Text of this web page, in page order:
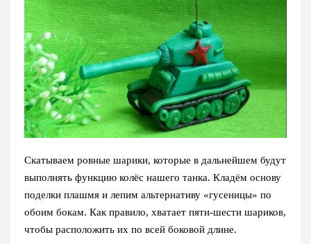
Скатываем ровные шарики, которые в дальнейшем будут
выполнять функцию колёс нашего танка. Кладём основу
поделки плашмя и лепим альтернативу «гусеницы» по
обоим бокам. Как правило, хватает пяти-шести шариков,
чтобы расположить их по всей боковой длине.